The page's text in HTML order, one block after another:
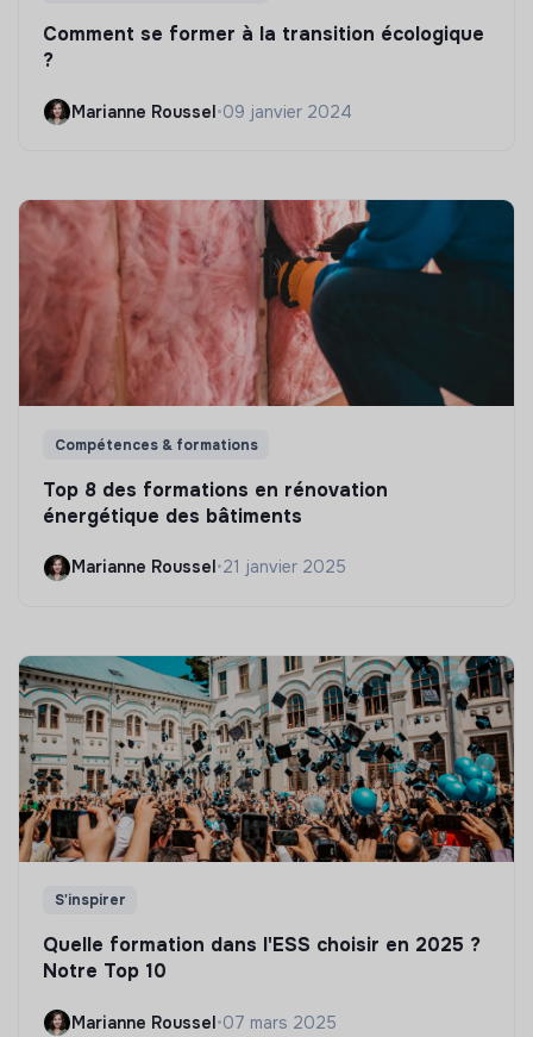
Comment se former à la transition écologique
?
Marianne Roussel•09 janvier 2024
Compétences & formations
Top 8 des formations en rénovation
énergétique des bâtiments
Marianne Roussel•21 janvier 2025
S'inspirer
Quelle formation dans l'ESS choisir en 2025 ?
Notre Top 10
Marianne Roussel•07 mars 2025